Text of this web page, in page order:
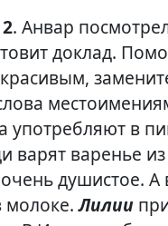
. Анвар
доклад.
красивым,
употребляют в
варят варенье
очень душистое. А
молоке.Лилии